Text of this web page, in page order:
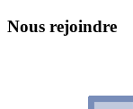
Nous rejoindre